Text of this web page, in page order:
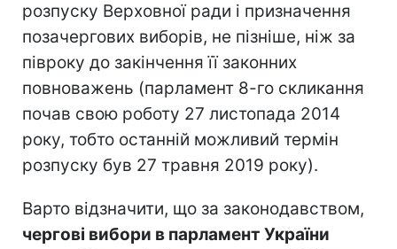
розпуску Верховної ради і призначення
позачергових виборів, не пізніше, ніж за
півроку до закінчення її законних
повноважень (парламент 8-го скликання
почав свою роботу 27 листопада 2014
року, тобто останній можливий термін
розпуску був 27 травня 2019 року).
Варто відзначити, що за законодавством,
чергові вибори в парламент України